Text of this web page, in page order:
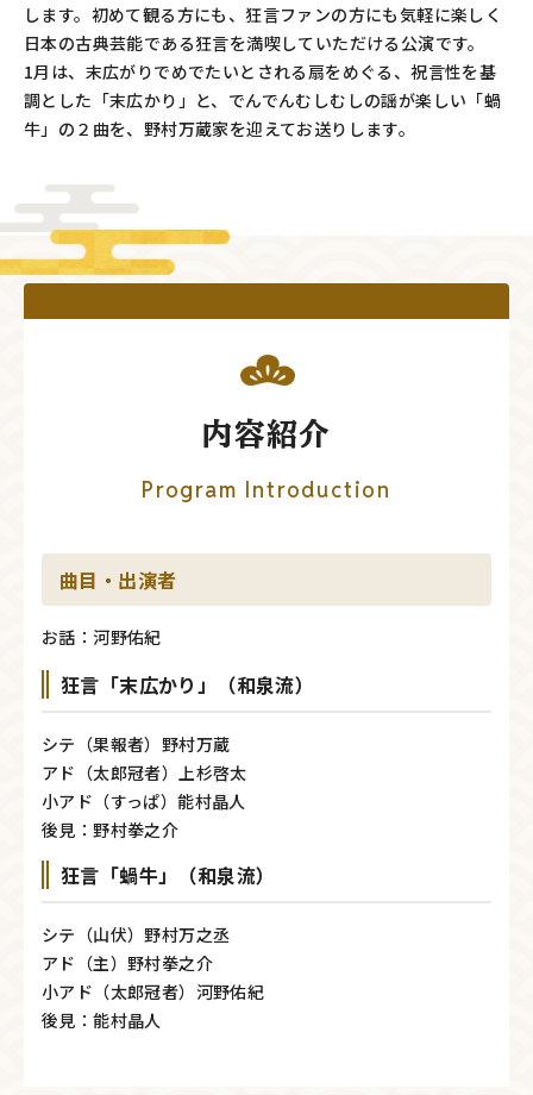
します。初めて観る方にも、狂言ファンの方にも気軽に楽しく
日本の古典芸能である狂言を満喫していただける公演です。
1月は、末広がりでめでたいとされる扇をめぐる、祝言性を基
調とした「末広かり」と、でんでんむしむしの謡が楽しい「蝸
牛」の２曲を、野村万蔵家を迎えてお送りします。
内容紹介
Program Introduction
曲目・出演者
お話：河野佑紀
狂言「末広かり」（和泉流）
シテ（果報者）野村万蔵
アド（太郎冠者）上杉啓太
小アド（すっぱ）能村晶人
後見：野村拳之介
狂言「蝸牛」（和泉流）
シテ（山伏）野村万之丞
アド（主）野村拳之介
小アド（太郎冠者）河野佑紀
後見：能村晶人